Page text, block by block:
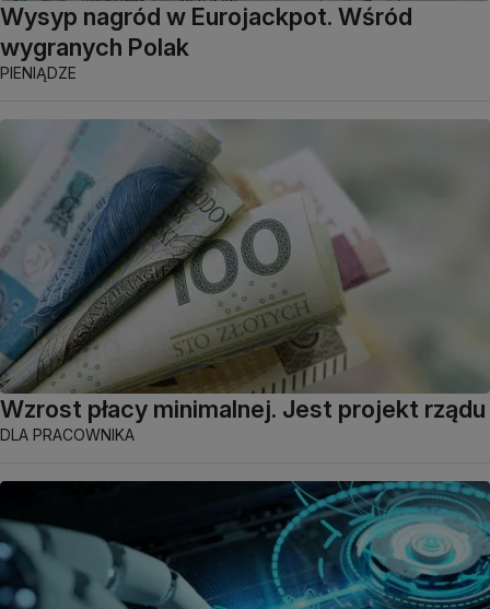
Wysyp nagród w Eurojackpot. Wśród
wygranych Polak
PIENIĄDZE
Wzrost płacy minimalnej. Jest projekt rządu
DLA PRACOWNIKA